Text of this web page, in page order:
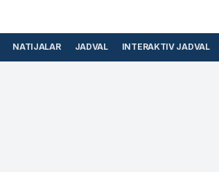
NATIJALAR JADVAL INTERAKTIV JADVAL